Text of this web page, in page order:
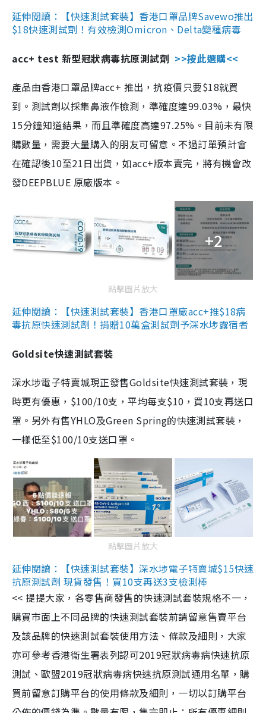
延伸閱讀：【快速測試套裝】香港口罩品牌Savewo推出
$18快速測試劑！有效檢測Omicron、Delta變種病毒
acc+ test 新型冠狀病毒抗原測試劑 >>按此選購<<
產品由香港口罩品牌acc+ 推出，抗疫價只要$18就買
到。測試劑以採集鼻液作檢測，準確度達99.03%，最快
15分鐘知道結果，而且準確度高達97.25%。目前未有限
購數量，需要大量購入的朋友可留意。不過訂單預計會
在確認後10至21日出貨，如acc+版本賣完，將有機會改
發DEEPBLUE 原廠版本。
+2
點擊圖片放大
延伸閱讀：【快速測試套裝】香港口罩廠acc+推$18病
毒抗原快速測試劑！捐贈10萬盒測試劑予深水埗露宿者
Goldsite快速測試套裝
深水埗電子特賣城現正發售Goldsite快速測試套裝，現
時更有優惠，$100/10支，平均每支$10，買10支再送口
罩。另外有售YHLO及Green Spring的快速測試套裝，
一樣低至$100/10支送口罩。
點擊圖片放大
延伸閱讀：【快速測試套裝】深水埗電子特賣城$15快速
抗原測試劑 現貨發售！買10支再送3支檢測棒
<< 提提大家，各零售商發售的快速測試套裝規格不一，
購買市面上不同品牌的快速測試套裝前請留意售賣平台
及該品牌的快速測試套裝使用方法、條款及細則，大家
亦可參考香港衞生署表列認可2019冠狀病毒病快速抗原
測試、歐盟2019冠狀病毒病快速抗原測試通用名單，購
買前留意訂購平台的使用條款及細則，一切以訂購平台